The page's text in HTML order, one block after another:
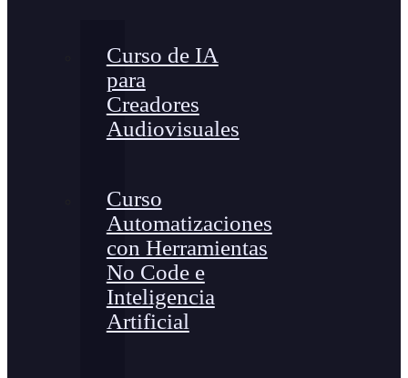
Curso de IA
para
Creadores
Audiovisuales
Curso
Automatizaciones
con Herramientas
No Code e
Inteligencia
Artificial